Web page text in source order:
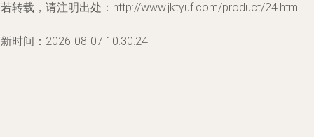
转载，请注明出处：http://www.jktyuf.com/product/24.html
时间：2026-08-07 10:30:24